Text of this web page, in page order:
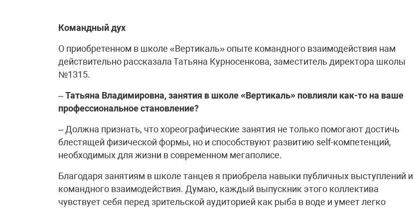
Командный дух
О приобретенном в школе «Вертикаль» опыте командного взаимодействия нам
действительно рассказала Татьяна Курносенкова, заместитель директора школы
№1315.
–Татьяна Владимировна, занятия в школе «Вертикаль» повлияли как-то на ваше
профессиональное становление?
– Должна признать, что хореографические занятия не только помогают достичь
блестящей физической формы, но и способствуют развитию self-компетенций,
необходимых для жизни в современном мегаполисе.
Благодаря занятиям в школе танцев я приобрела навыки публичных выступлений и
командного взаимодействия. Думаю, каждый выпускник этого коллектива
чувствует себя перед зрительской аудиторией как рыба в воде и умеет легко